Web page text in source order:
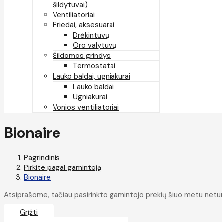
šildytuvai)
Ventiliatoriai
Priedai, aksesuarai
Drėkintuvų
Oro valytuvų
Šildomos grindys
Termostatai
Lauko baldai, ugniakurai
Lauko baldai
Ugniakurai
Vonios ventiliatoriai
Bionaire
Pagrindinis
Pirkite pagal gamintoją
Bionaire
Atsiprašome, tačiau pasirinkto gamintojo prekių šiuo metu
Grįžti